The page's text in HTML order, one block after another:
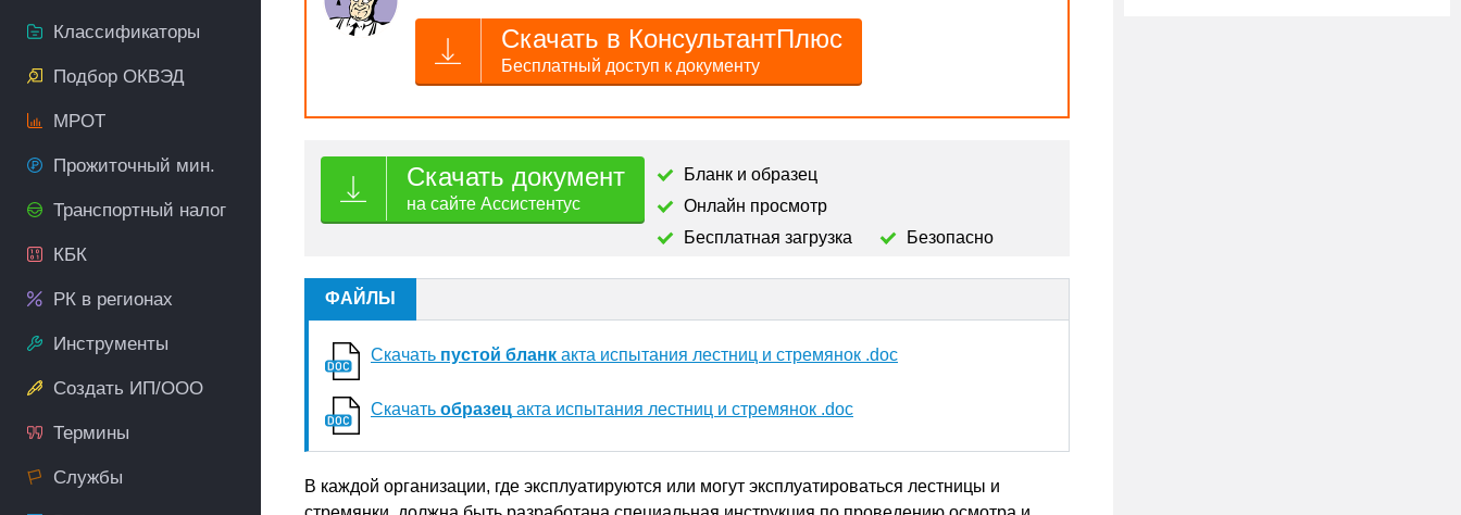
Классификаторы
Подбор ОКВЭД
МРОТ
Прожиточный мин.
Транспортный налог
КБК
РК в регионах
Инструменты
Создать ИП/ООО
Термины
Службы
Скачать в КонсультантПлюс
Бесплатный доступ к документу
Скачать документ
на сайте Ассистентус
Бланк и образец
Онлайн просмотр
Бесплатная загрузка
Безопасно
ФАЙЛЫ
Скачать пустой бланк акта испытания лестниц и стремянок .doc
Скачать образец акта испытания лестниц и стремянок .doc
В каждой организации, где эксплуатируются или могут эксплуатироваться лестницы и